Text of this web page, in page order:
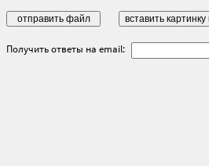
Получить ответы на email: